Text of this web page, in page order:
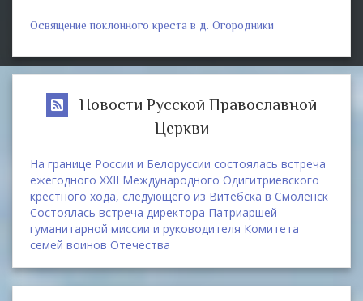
Освящение поклонного креста в д. Огородники
Новости Русской Православной
Церкви
На границе России и Белоруссии состоялась встреча
ежегодного XXII Международного Одигитриевского
крестного хода, следующего из Витебска в Смоленск
Состоялась встреча директора Патриаршей
гуманитарной миссии и руководителя Комитета
семей воинов Отечества